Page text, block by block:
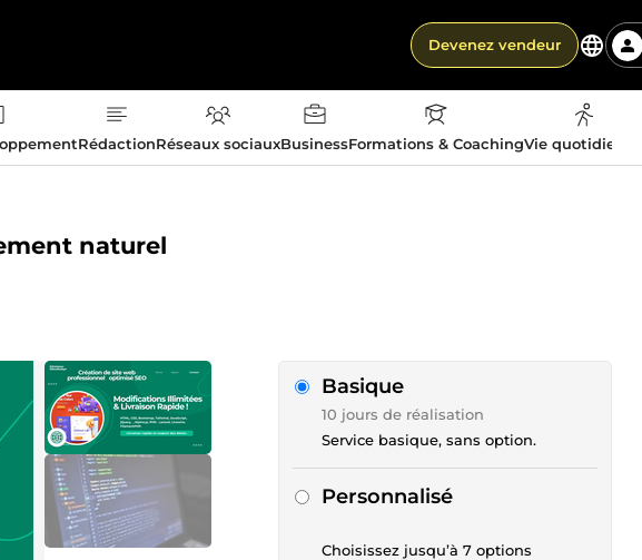
Devenez vendeur
RédactionRéseaux sociauxBusinessFormations & CoachingVie
naturel
Basique
10 jours de réalisation
Service basique, sans option.
Personnalisé
Choisissez jusqu’à 7 options